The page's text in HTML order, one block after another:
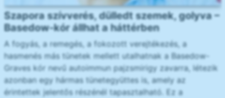
Szapora szívverés, dülledt szemek, golyva –
Basedow-kór állhat a háttérben
A fogyás, a remegés, a fokozott verejtékezés, a
hasmenés más tünetek mellett utalhatnak a Basedow-
Graves kór nevű autoimmun pajzsmirigy zavarra, létezik
azonban egy hármas tünetegyüttes is, amely az
érintettek jelentős részénél tapasztalható. Ez a